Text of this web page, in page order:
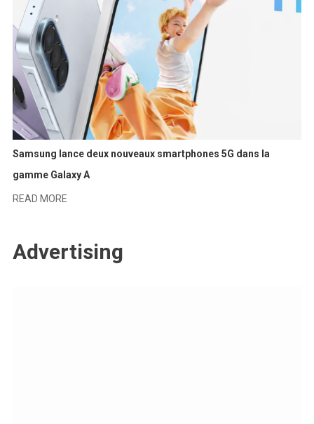
Samsung lance deux nouveaux smartphones 5G dans la
gamme Galaxy A
READ MORE
Advertising